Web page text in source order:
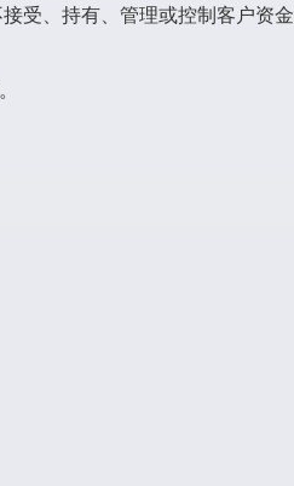
受、持有、管理或控制客户资金